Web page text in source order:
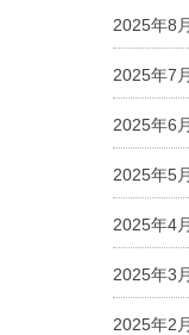
2025年8月
2025年7月
2025年6月
2025年5月
2025年4月
2025年3月
2025年2月